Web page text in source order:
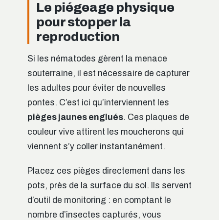
Le piégeage physique
pour stopper la
reproduction
Si les nématodes gèrent la menace
souterraine, il est nécessaire de capturer
les adultes pour éviter de nouvelles
pontes. C’est ici qu’interviennent les
pièges jaunes englués. Ces plaques de
couleur vive attirent les moucherons qui
viennent s’y coller instantanément.
Placez ces pièges directement dans les
pots, près de la surface du sol. Ils servent
d’outil de monitoring : en comptant le
nombre d’insectes capturés, vous